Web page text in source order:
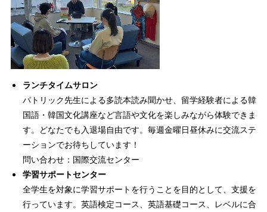
ランチタイムサロン
パトリック先生による多読本読み聞かせ、留学経験者による韓
国語・韓国文化講座など言語や文化を楽しみながら体験できま
す。どなたでも入退場自由です。毎週金曜日昼休みに交流ステ
ーションでお待ちしています！
問い合わせ：国際交流センター
学習サポートセンター
全学生を対象に学習サポートを行うことを目的として、支援を
行っています。英語検定コース、英語基礎コース、レベルに合